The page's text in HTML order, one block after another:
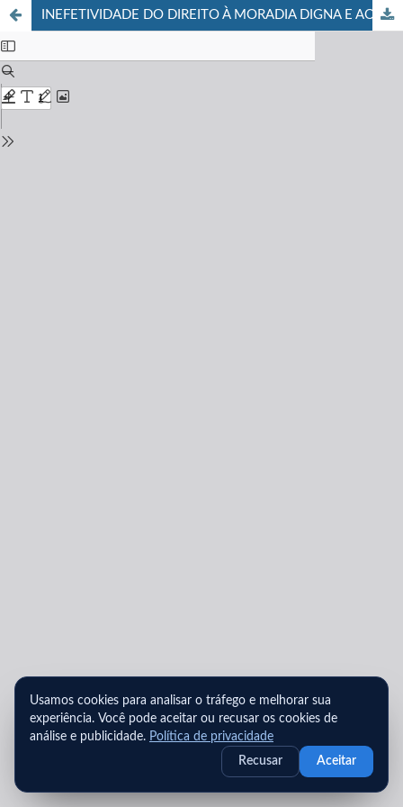
INEFETIVIDADE DO DIREITO À MORADIA DIGNA E AO MEIO AMBIENTE ECOLOGICAMENTE EQUILIBRADO COMO REFLEXO DO RACISMO AMBIENTAL: UM ESTUDO DE CASO SOBRE O LIXÃO DE ITABERABA/BA
Usamos cookies para analisar o tráfego e melhorar sua
experiência. Você pode aceitar ou recusar os cookies de
análise e publicidade. Política de privacidade
Recusar
Aceitar